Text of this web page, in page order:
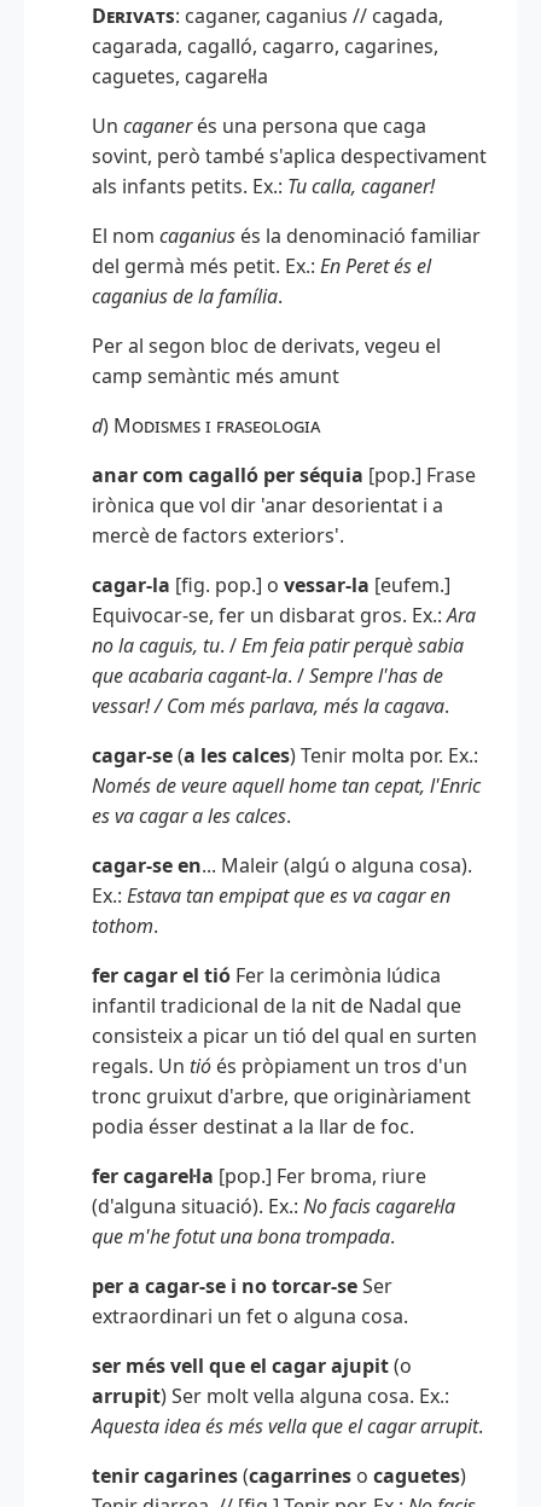
Derivats: caganer, caganius // cagada,
cagarada, cagalló, cagarro, cagarines,
caguetes, cagarel·la
Un caganerés una persona que caga
sovint, però també s'aplica despectivament
als infants petits. Ex.: Tu calla, caganer!
El nom caganius és la denominació familiar
del germà més petit. Ex.: En Peret és el
caganius de la família.
Per al segon bloc de derivats, vegeu el
camp semàntic més amunt
d) Modismes i fraseologia
anar com cagalló per séquia [pop.] Frase
irònica que vol dir 'anar desorientat i a
mercè de factors exteriors'.
cagar-la [fig. pop.] o vessar-la [eufem.]
Equivocar-se, fer un disbarat gros. Ex.:Ara
no la caguis, tu. /Em feia patir perquè sabia
que acabaria cagant-la. /Sempre l'has de
vessar! / Com més parlava, més la cagava.
cagar-se(a les calces) Tenir molta por. Ex.:
Només de veure aquell home tan cepat, l'Enric
es va cagar a les calces.
cagar-se en... Maleir (algú o alguna cosa).
Ex.: Estava tan empipat que es va cagar en
tothom.
fer cagar el tió Fer la cerimònia lúdica
infantil tradicional de la nit de Nadal que
consisteix a picar un tió del qual en surten
regals. Un tió és pròpiament un tros d'un
tronc gruixut d'arbre, que originàriament
podia ésser destinat a la llar de foc.
fer cagarel·la [pop.] Fer broma, riure
(d'alguna situació). Ex.: No facis cagarel·la
que m'he fotut una bona trompada.
per a cagar-se i no torcar-seSer
extraordinari un fet o alguna cosa.
ser més vell que el cagar ajupit(o
arrupit) Ser molt vella alguna cosa. Ex.:
Aquesta idea és més vella que el cagar arrupit.
tenir cagarines(cagarrines o caguetes)